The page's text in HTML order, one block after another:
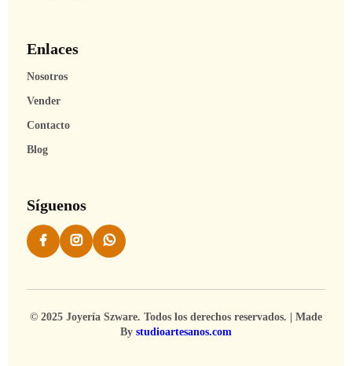
Enlaces
Nosotros
Vender
Contacto
Blog
Síguenos
© 2025 Joyería Szware. Todos los derechos reservados. | Made
By studioartesanos.com